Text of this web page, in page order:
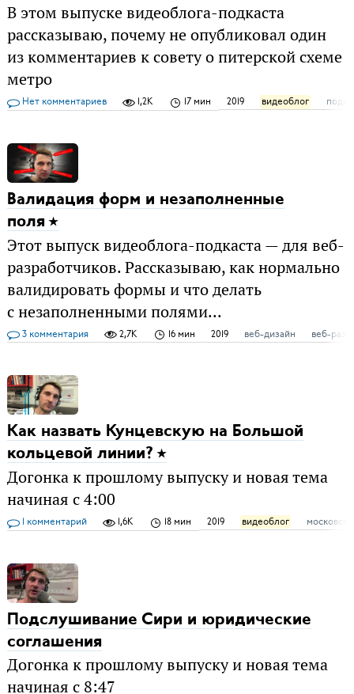
В этом выпуске видеоблога-подкаста
рассказываю, почему не опубликовал один
из комментариев к совету о питерской схеме
метро
Нет комментариев 1,2K 17 мин 2019 видеоблог
Валидация форм и незаполненные
поля
Этот выпуск видеоблога-подкаста — для веб-
разработчиков. Рассказываю, как нормально
валидировать формы и что делать
с незаполненными полями...
3 комментария 2,7K 16 мин 2019 веб-дизайн веб-
Как назвать Кунцевскую на Большой
кольцевой линии?
Догонка к прошлому выпуску и новая тема
начиная с 4:00
1 комментарий 1,6K 18 мин 2019 видеоблог
Подслушивание Сири и юридические
соглашения
Догонка к прошлому выпуску и новая тема
начиная с 8:47